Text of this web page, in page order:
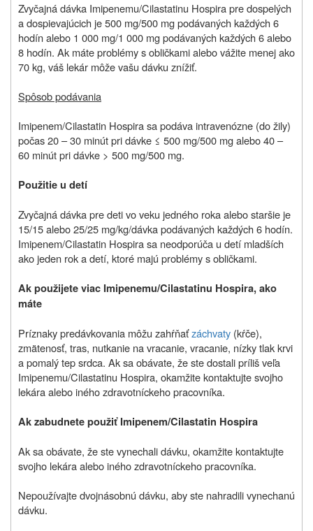
Zvyčajná dávka Imipenemu/Cilastatinu Hospira pre dospelých
a dospievajúcich je 500 mg/500 mg podávaných každých 6
hodín alebo 1 000 mg/1 000 mg podávaných každých 6 alebo
8 hodín. Ak máte problémy s obličkami alebo vážite menej ako
70 kg, váš lekár môže vašu dávku znížiť.
Spôsob podávania
Imipenem/Cilastatin Hospira sa podáva intravenózne (do žily)
počas 20 – 30 minút pri dávke ≤ 500 mg/500 mg alebo 40 –
60 minút pri dávke > 500 mg/500 mg.
Použitie u detí
Zvyčajná dávka pre deti vo veku jedného roka alebo staršie je
15/15 alebo 25/25 mg/kg/dávka podávaných každých 6 hodín.
Imipenem/Cilastatin Hospira sa neodporúča u detí mladších
ako jeden rok a detí, ktoré majú problémy s obličkami.
Ak použijete viac Imipenemu/Cilastatinu Hospira, ako
máte
Príznaky predávkovania môžu zahŕňaťzáchvaty (kŕče),
zmätenosť, tras, nutkanie na vracanie, vracanie, nízky tlak krvi
a pomalý tep srdca. Ak sa obávate, že ste dostali príliš veľa
Imipenemu/Cilastatinu Hospira, okamžite kontaktujte svojho
lekára alebo iného zdravotníckeho pracovníka.
Ak zabudnete použiť Imipenem/Cilastatin Hospira
Ak sa obávate, že ste vynechali dávku, okamžite kontaktujte
svojho lekára alebo iného zdravotníckeho pracovníka.
Nepoužívajte dvojnásobnú dávku, aby ste nahradili vynechanú
dávku.